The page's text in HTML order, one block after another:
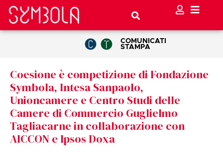
COMUNICATI
STAMPA
Coesione è competizione di Fondazione
Symbola, Intesa Sanpaolo,
Unioncamere e Centro Studi delle
Camere di Commercio Guglielmo
Tagliacarne in collaborazione con
AICCON e Ipsos Doxa